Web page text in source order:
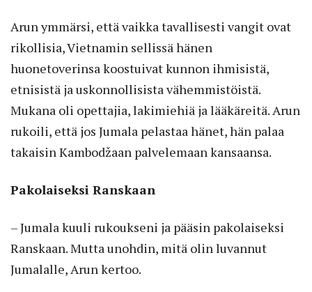
Arun ymmärsi, että vaikka tavallisesti vangit ovat
rikollisia, Vietnamin sellissä hänen
huonetoverinsa koostuivat kunnon ihmisistä,
etnisistä ja uskonnollisista vähemmistöistä.
Mukana oli opettajia, lakimiehiä ja lääkäreitä. Arun
rukoili, että jos Jumala pelastaa hänet, hän palaa
takaisin Kambodžaan palvelemaan kansaansa.
Pakolaiseksi Ranskaan
– Jumala kuuli rukoukseni ja pääsin pakolaiseksi
Ranskaan. Mutta unohdin, mitä olin luvannut
Jumalalle, Arun kertoo.